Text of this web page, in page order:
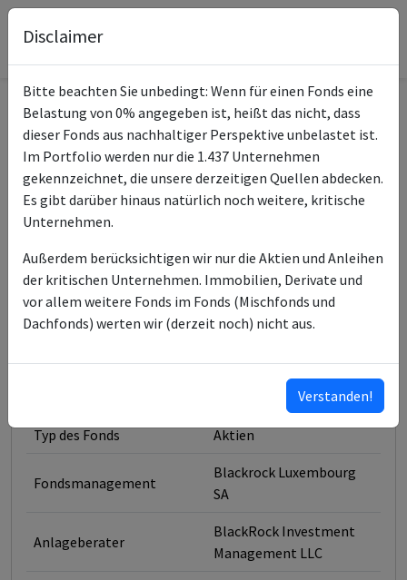
Informationen zum Fonds
Name
BGF Systematic China A-
Share Opps A2 USD
ISIN des Fonds
ISINs weiterer
Anteilsklassen
LU3060218693
LU2909759057
LU1741216995
LU1781817850
ISINs ausklappen
Typ des Fonds Aktien
Fondsmanagement
Blackrock Luxembourg
SA
Anlageberater
BlackRock Investment
Management LLC
Disclaimer
Bitte beachten Sie unbedingt: Wenn für einen Fonds eine
Belastung von 0% angegeben ist, heißt das nicht, dass
dieser Fonds aus nachhaltiger Perspektive unbelastet ist.
Im Portfolio werden nur die 1.437 Unternehmen
gekennzeichnet, die unsere derzeitigen Quellen abdecken.
Es gibt darüber hinaus natürlich noch weitere, kritische
Unternehmen.
Außerdem berücksichtigen wir nur die Aktien und Anleihen
der kritischen Unternehmen. Immobilien, Derivate und
vor allem weitere Fonds im Fonds (Mischfonds und
Dachfonds) werten wir (derzeit noch) nicht aus.
Verstanden!